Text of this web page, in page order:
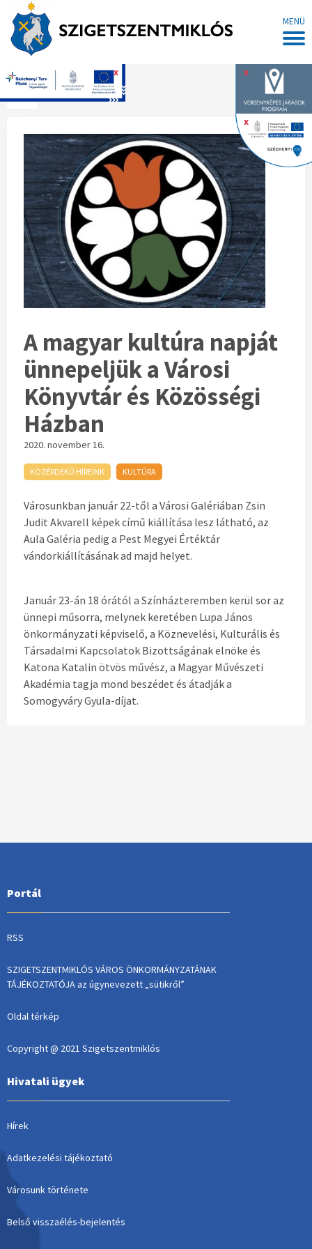
MENÜ
x
x
x
Főoldal
A magyar kultúra napját
ünnepeljük a Városi
Könyvtár és Közösségi
Házban
2020. november 16.
KÖZÉRDEKŰ HÍREINK KULTÚRA
Városunkban január 22-től a Városi Galériában Zsin
Judit Akvarell képek című kiállítása lesz látható, az
Aula Galéria pedig a Pest Megyei Értéktár
vándorkiállításának ad majd helyet.
Január 23-án 18 órától a Színházteremben kerül sor az
ünnepi műsorra, melynek keretében Lupa János
önkormányzati képviselő, a Köznevelési, Kulturális és
Társadalmi Kapcsolatok Bizottságának elnöke és
Katona Katalin ötvös művész, a Magyar Művészeti
Akadémia tagja mond beszédet és átadják a
Somogyváry Gyula-díjat.
Portál
RSS
SZIGETSZENTMIKLÓS VÁROS ÖNKORMÁNYZATÁNAK
TÁJÉKOZTATÓJA az úgynevezett „sütikről”
Oldal térkép
Copyright @ 2021 Szigetszentmiklós
Hivatali ügyek
Hírek
Adatkezelési tájékoztató
Városunk története
Belső visszaélés-bejelentés